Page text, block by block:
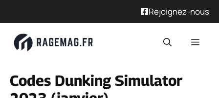
Rejoignez-nous
Codes Dunking Simulator